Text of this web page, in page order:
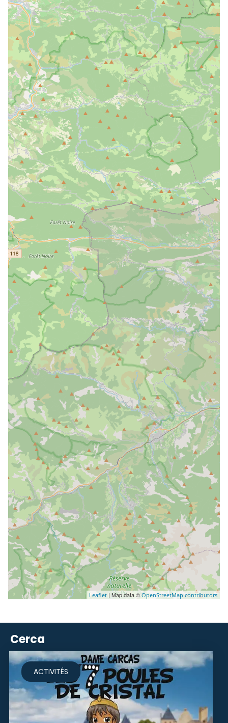
Leaflet | Map data ©OpenStreetMap contributors
Cerca
ACTIVITÉS